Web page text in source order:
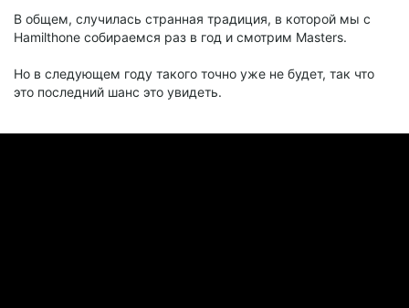
В общем, случилась странная традиция, в которой мы с
Hamilthone собираемся раз в год и смотрим Masters.
Но в следующем году такого точно уже не будет, так что
это последний шанс это увидеть.